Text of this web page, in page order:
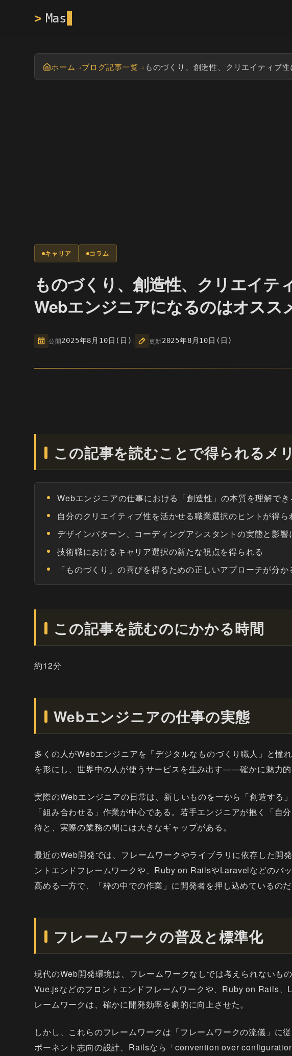
> Masayan tech
ホーム →ブログ記事一覧→ ものづくり、創造性、クリエイティブ
キャリア コラム
ものづくり、創造性、クリエイテ
Webエンジニアになるのはオスス
公開2025年8月10日(日) 更新2025年8月10日(日)
この記事を読むことで得られるメ
Webエンジニアの仕事における「創造性」の本質を理解でき
自分のクリエイティブ性を活かせる職業選択のヒントが得ら
デザインパターン、コーディングアシスタントの実態と影
技術職におけるキャリア選択の新たな視点を得られる
「ものづくり」の喜びを得るための正しいアプローチが分か
この記事を読むのにかかる時間
約12分
Webエンジニアの仕事の実態
多くの人がWebエンジニアを「デジタルなものづくり職人」と憧
を形にし、世界中の人が使うサービスを生み出す——確かに魅力
実際のWebエンジニアの日常は、新しいものを一から「創造する
「組み合わせる」作業が中心である。若手エンジニアが抱く「自
待と、実際の業務の間には大きなギャップがある。
最近のWeb開発では、フレームワークやライブラリに依存した開
ントエンドフレームワークや、Ruby on RailsやLaravelなどのバ
高める一方で、「枠の中での作業」に開発者を押し込めているのだ
フレームワークの普及と標準化
現代のWeb開発環境は、フレームワークなしでは考えられないも
Vue.jsなどのフロントエンドフレームワークや、Ruby on Rails
レームワークは、確かに開発効率を劇的に向上させた。
しかし、これらのフレームワークは「フレームワークの流儀」に
ポーネント志向の設計、Railsなら「convention over